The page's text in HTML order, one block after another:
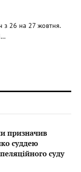
з 26 на 27 жовтня.
призначив
суддею
суду